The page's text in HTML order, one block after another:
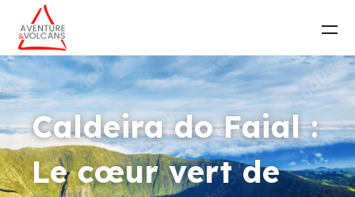
Caldeira do Faial :
Le cœur vert de